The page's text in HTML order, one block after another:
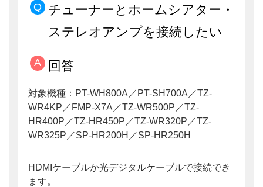
チューナーとホームシアター・
ステレオアンプを接続したい
回答
対象機種：PT-WH800A／PT-SH700A／TZ-
WR4KP／FMP-X7A／TZ-WR500P／TZ-
HR400P／TZ-HR450P／TZ-WR320P／TZ-
WR325P／SP-HR200H／SP-HR250H
HDMIケーブルか光デジタルケーブルで接続でき
ます。